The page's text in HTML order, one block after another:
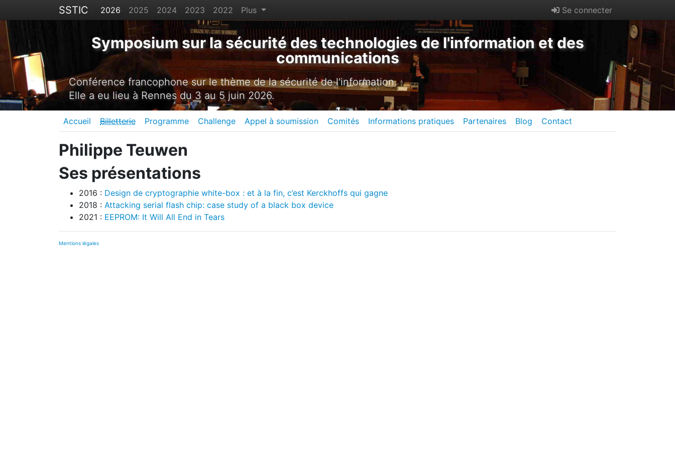
SSTIC 2026 2025 2024 2023 2022 Plus Se connecter
Symposium sur la sécurité des technologies de l'information et des
communications
Conférence francophone sur le thème de la sécurité de l'information.
Elle a eu lieu à Rennes du 3 au 5 juin 2026.
Accueil Billetterie Programme Challenge Appel à soumission Comités Informations pratiques Partenaires Blog Contact
Philippe Teuwen
Ses présentations
2016 : Design de cryptographie white-box : et à la fin, c’est Kerckhoffs qui gagne
2018 : Attacking serial flash chip: case study of a black box device
2021 : EEPROM: It Will All End in Tears
Mentions légales